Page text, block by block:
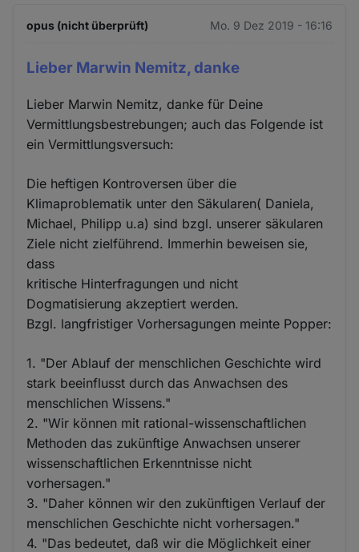
opus (nicht überprüft) Mo. 9 Dez 2019 - 16:16
Lieber Marwin Nemitz, danke
Lieber Marwin Nemitz, danke für Deine
Vermittlungsbestrebungen; auch das Folgende ist
ein Vermittlungsversuch:
Die heftigen Kontroversen über die
Klimaproblematik unter den Säkularen( Daniela,
Michael, Philipp u.a) sind bzgl. unserer säkularen
Ziele nicht zielführend. Immerhin beweisen sie,
dass
kritische Hinterfragungen und nicht
Dogmatisierung akzeptiert werden.
Bzgl. langfristiger Vorhersagungen meinte Popper:
1. "Der Ablauf der menschlichen Geschichte wird
stark beeinflusst durch das Anwachsen des
menschlichen Wissens."
2. "Wir können mit rational-wissenschaftlichen
Methoden das zukünftige Anwachsen unserer
wissenschaftlichen Erkenntnisse nicht
vorhersagen."
3. "Daher können wir den zukünftigen Verlauf der
menschlichen Geschichte nicht vorhersagen."
4. "Das bedeutet, daß wir die Möglichkeit einer